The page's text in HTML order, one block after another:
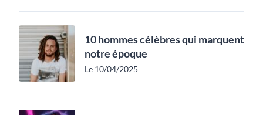
10 hommes célèbres qui marquent
notre époque
Le 10/04/2025